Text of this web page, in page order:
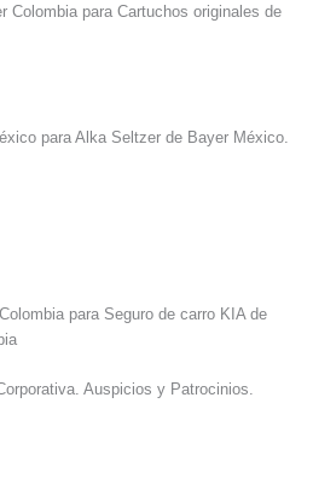
Colombia para Cartuchos originales de
para Alka Seltzer de Bayer México.
para Seguro de carro KIA de
Auspicios y Patrocinios.